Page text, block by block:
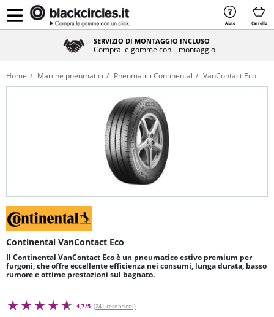
Aiuto Carrello
SERVIZIO DI MONTAGGIO INCLUSO
Compra le gomme con il montaggio
Home Marche pneumatici Pneumatici Continental VanContact Eco
Continental VanContact Eco
Il Continental VanContact Eco è un pneumatico estivo premium per
furgoni, che offre eccellente efficienza nei consumi, lunga durata, basso
rumore e ottime prestazioni sul bagnato.
4,7/5 (241 recensioni)